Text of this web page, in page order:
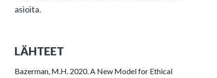
asioita.
LÄHTEET
Bazerman, M.H. 2020. A New Model for Ethical